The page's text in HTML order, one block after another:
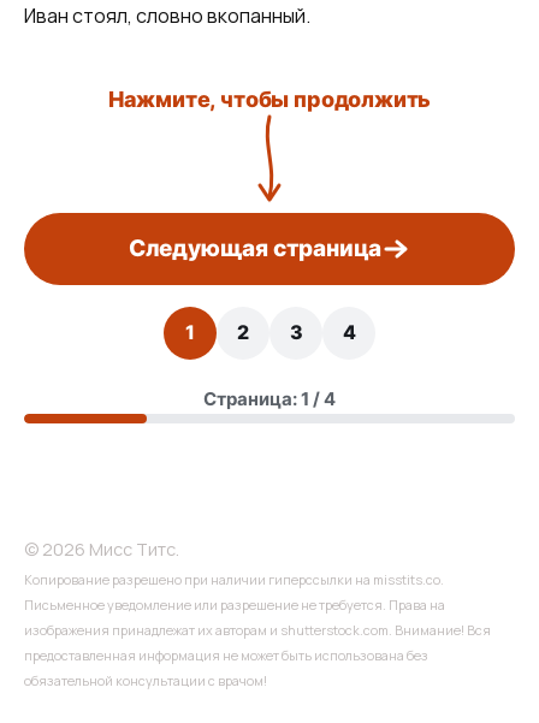
Иван стоял, словно вкопанный.
Нажмите, чтобы продолжить
Следующая страница
1 2 3 4
Страница: 1 / 4
© 2026 Мисс Титс.
Копирование разрешено при наличии гиперссылки на misstits.co.
Письменное уведомление или разрешение не требуется. Права на
изображения принадлежат их авторам и shutterstock.com. Внимание! Вся
предоставленная информация не может быть использована без
обязательной консультации с врачом!